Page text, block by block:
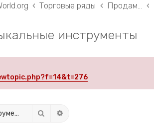
Торговые ряды Продам...
инструменты
Поиск